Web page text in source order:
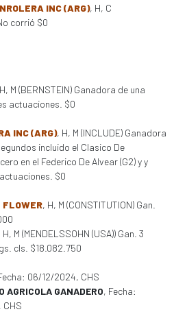
INC (ARG), H, C
corrió $0
M (BERNSTEIN) Ganadora de una
actuaciones. $0
INC (ARG), H, M (INCLUDE) Ganadora
incluido el Clasico De
en el Federico De Alvear (G2) y y
$0
FLOWER, H, M (CONSTITUTION) Gan.
H, M (MENDELSSOHN (USA)) Gan. 3
cls. $18.082.750
06/12/2024, CHS
AGRICOLA GANADERO, Fecha:
CHS